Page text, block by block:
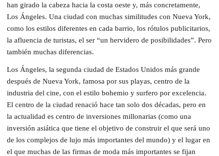
han girado la cabeza hacia la costa oeste y, más concretamente,
Los Ángeles. Una ciudad con muchas similitudes con Nueva York,
como los estilos diferentes en cada barrio, los rótulos publicitarios,
la afluencia de turistas, el ser “un hervidero de posibilidades”. Pero
también muchas diferencias.
Los Ángeles, la segunda ciudad de Estados Unidos más grande
después de Nueva York, famosa por sus playas, centro de la
industria del cine, con el estilo bohemio y surfero por excelencia.
El centro de la ciudad renació hace tan solo dos décadas, pero en
la actualidad es centro de inversiones millonarias (como una
inversión asiática que tiene el objetivo de construir el que será uno
de los complejos de lujo más importantes del mundo) y el lugar en
el que muchas de las firmas de moda más importantes se fijan